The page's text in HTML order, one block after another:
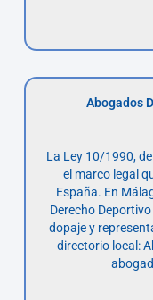
Abogados
La Ley 10/1990,
el marco legal
España. En
Derecho
dopaje y
directorio local: